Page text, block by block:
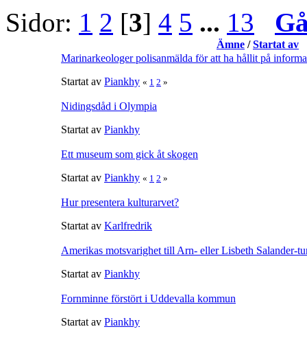
Sidor: 1 2 [3] 4 5 ... 13
Ämne /Startat av
Marinarkeologer polisanmälda för att ha hållit på
Startat av Piankhy « 1 2 »
Nidingsdåd i Olympia
Startat av Piankhy
Ett museum som gick åt skogen
Startat av Piankhy « 1 2 »
Hur presentera kulturarvet?
Startat av Karlfredrik
Amerikas motsvarighet till Arn- eller Lisbeth Salander-
Startat av Piankhy
Fornminne förstört i Uddevalla kommun
Startat av Piankhy